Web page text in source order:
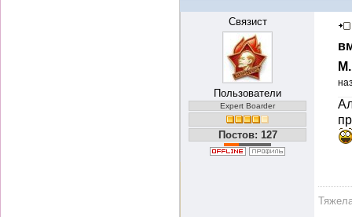
Связист
Пользователи
Expert Boarder
Постов: 127